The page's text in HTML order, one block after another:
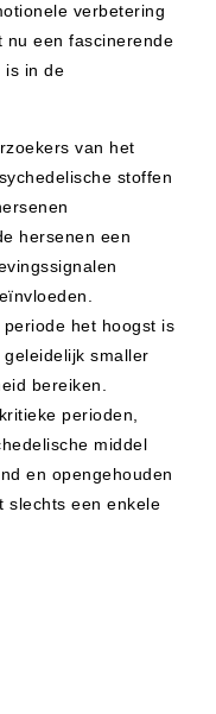
verbetering
nu een fascinerende
is in de
van het
stoffen
hersenen een
het hoogst is
smaller
bereiken.
perioden,
middel
en opengehouden
slechts een enkele